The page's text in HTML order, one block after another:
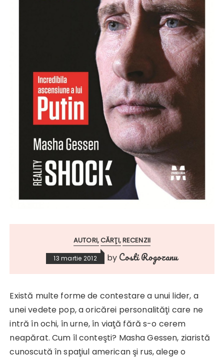
AUTORI CĂRŢI RECENZII
13 martie 2012 by Costi Rogozanu
Există multe forme de contestare a unui lider, a
unei vedete pop, a oricărei personalităţi care ne
intră în ochi, în urne, în viaţă fără s-o cerem
neapărat. Cum îl conteşti? Masha Gessen, ziaristă
cunoscută în spaţiul american şi rus, alege o